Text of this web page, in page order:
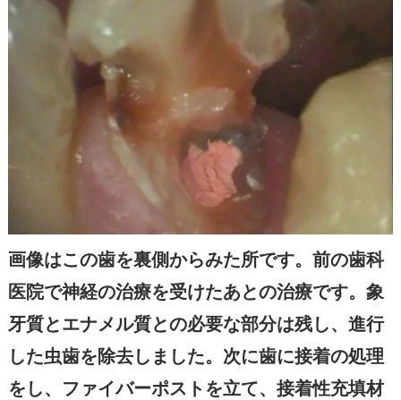
画像はこの歯を裏側からみた所です。前の歯科
医院で神経の治療を受けたあとの治療です。象
牙質とエナメル質との必要な部分は残し、進行
した虫歯を除去しました。次に歯に接着の処理
をし、ファイバーポストを立て、接着性充填材